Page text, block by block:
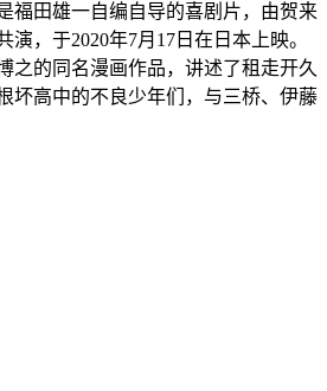
福田雄一自编自导的喜剧片，由贺来
，于2020年7月17日在日本上映。
之的同名漫画作品，讲述了租走开久
坏高中的不良少年们，与三桥、伊藤